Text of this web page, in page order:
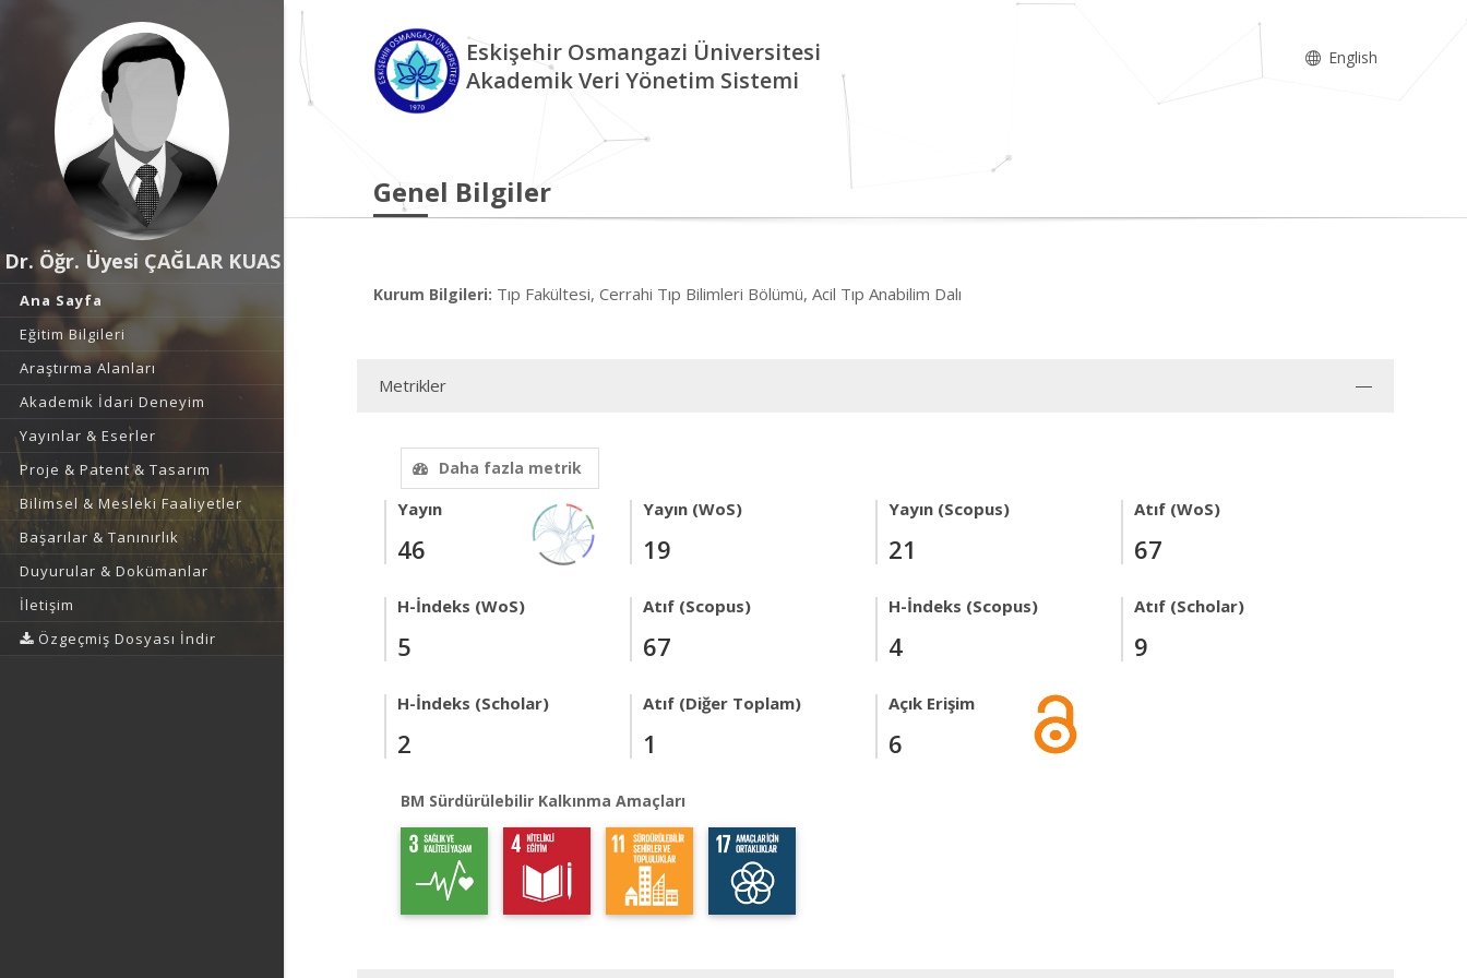
Dr. Öğr. Üyesi ÇAĞLAR KUAS
Ana Sayfa
Eğitim Bilgileri
Araştırma Alanları
Akademik İdari Deneyim
Yayınlar & Eserler
Proje & Patent & Tasarım
Bilimsel & Mesleki Faaliyetler
Başarılar & Tanınırlık
Duyurular & Dokümanlar
İletişim
Özgeçmiş Dosyası İndir
Eskişehir Osmangazi Üniversitesi
Akademik Veri Yönetim Sistemi
English
Genel Bilgiler
Kurum Bilgileri: Tıp Fakültesi, Cerrahi Tıp Bilimleri Bölümü, Acil Tıp Anabilim Dalı
Metrikler
Daha fazla metrik
Yayın
46
Yayın (WoS)
19
Yayın (Scopus)
21
Atıf (WoS)
67
H-İndeks (WoS)
5
Atıf (Scopus)
67
H-İndeks (Scopus)
4
Atıf (Scholar)
9
H-İndeks (Scholar)
2
Atıf (Diğer Toplam)
1
Açık Erişim
6
BM Sürdürülebilir Kalkınma Amaçları